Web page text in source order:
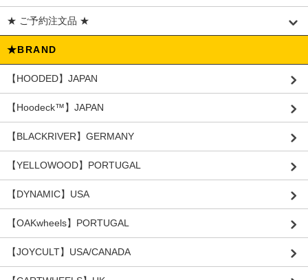
★ ご予約注文品 ★
★BRAND
【HOODED】JAPAN
【Hoodeck™️】JAPAN
【BLACKRIVER】GERMANY
【YELLOWOOD】PORTUGAL
【DYNAMIC】USA
【OAKwheels】PORTUGAL
【JOYCULT】USA/CANADA